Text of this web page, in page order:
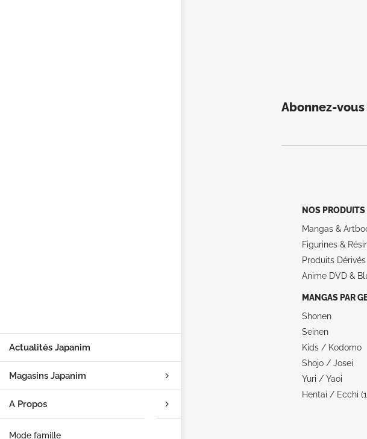
Actualités Japanim
Magasins Japanim
A Propos
Mode famille
Abonnez-vous
NOS PRODUITS
Mangas &
Figurines &
Produits Dérivés
Anime DVD &
MANGAS PAR
Shonen
Seinen
Kids / Kodomo
Shojo / Josei
Yuri / Yaoi
Hentai / Ecchi